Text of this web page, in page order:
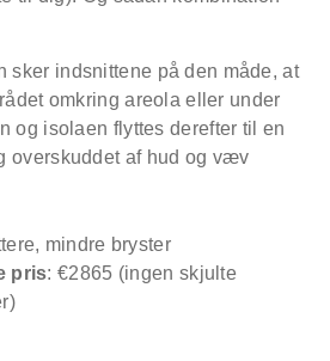
sker indsnittene på den måde, at
omkring areola eller under
og isolaen flyttes derefter til en
overskuddet af hud og væv
mindre bryster
pris: €2865 (ingen skjulte
price offers & surgeon
you agree to ourPrivacy policy